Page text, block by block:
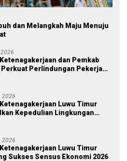
dan Melangkah Maju Menuju
Ketenagakerjaan dan Pemkab
Perkuat Perlindungan Pekerja
2026
Ketenagakerjaan Luwu Timur
Kepedulian Lingkungan
2026
Ketenagakerjaan Luwu Timur
Sukses Sensus Ekonomi 2026